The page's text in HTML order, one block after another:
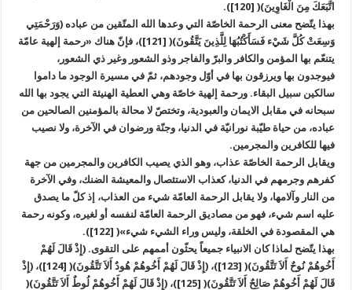
اتَّبَعَكَ مِنَ الْغَاوِينَ)( [120]).
بهذا يتّضح معنى الرحمة الخاصّة التي وعدها الله المتّقين من عباده (وَرَحْمَتِي
وَسِعَتْ كُلَّ شَيْء فَسَأَكْتُبُهَا لِلَّذِينَ يَتَّقُونَ)( [121])، فإنّ هناك «رحمة إلهية عامّة
يتنعّم بها المؤمن والكافر والبرّ والفاجر وذو الشعور وغير ذي الشعور،
فيوجدون بها ويرزقون بها في أوّل وجودهم، ثمّ في مسيرة الوجود ما داموا
سالكين سبيل البقاء. ورحمة إلهية خاصّة وهي العطية الهنيئة التي يجود بها الله
سبحانه في مقابل الايمان والعبودية، وتختصّ لا محالة بالمؤمنين الصالحين من
عباده، من حياة طيّبة نورانيّة في الدنيا، وجنّة ورضوان في الآخرة، ولا نصيب
فيها للكافرين والمجرمين.
ويقابل الرحمة الخاصّة عذاب، وهو الذي يصيب الكافرين والمجرمين من جهة
كفرهم وجرمهم في الدنيا، كعذاب الاستئصال والمعيشة الضنك، وفي الآخرة
من النار وآلامها، ولا يقابل الرحمة العامّة شيء من العذاب، إذ كلّ ما يصدق
عليه اسم شيء، فهو من مصاديق الرحمة العامّة لنفسه أو لغيره، وكونه رحمة
هي المقصودة في الخلقة، وليس وراء الشيء شيء»( [122]).
بهذا يتّضح لماذا كان الانبياء جميعاً يحثّون أممهم على التقوى. (إِذْ قَالَ لَهُمْ
أَخُوهُمْ نُوحٌ أَلاَ تَتَّقُونَ)( [123])، (إِذْ قَالَ لَهُمْ أَخُوهُمْ هُودٌ أَلاَ تَتَّقُونَ)( [124])، (إِذْ
قَالَ لَهُمْ أَخُوهُمْ صَالِحٌ أَلاَ تَتَّقُونَ)( [125])، (إِذْ قَالَ لَهُمْ أَخُوهُمْ لُوطٌ أَلاَ تَتَّقُونَ)(